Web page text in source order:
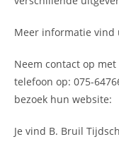
Meer informatie vind
Neem contact op
telefoon op: 075-
bezoek hun website:
Je vind B. Bruil